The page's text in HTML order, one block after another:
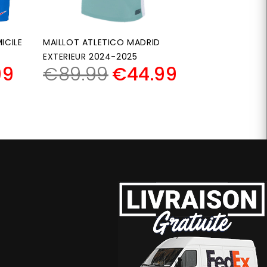
MAILLOT ATLETICO MADRID
EXTERIEUR 2024-2025
€89.99€44.99